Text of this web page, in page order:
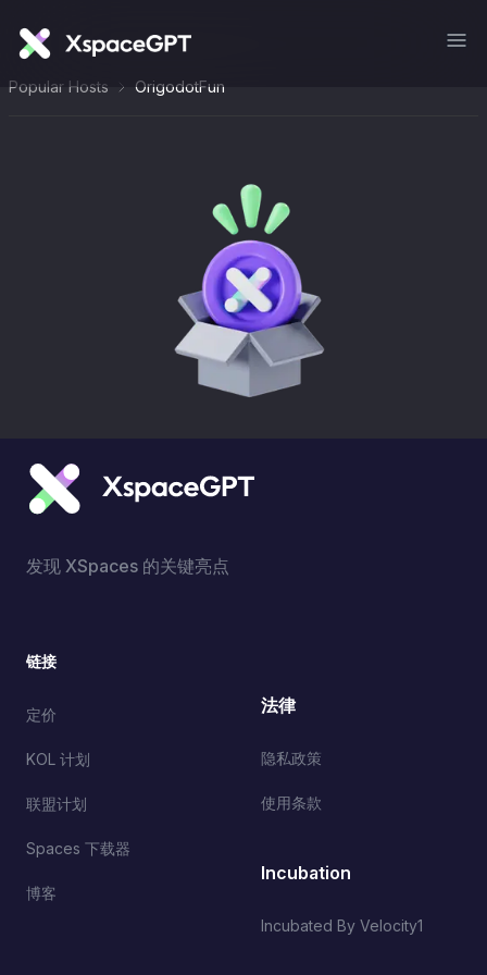
Popular Hosts OrigodotFun
发现 XSpaces 的关键亮点
链接
定价
KOL 计划
联盟计划
Spaces 下载器
博客
法律
隐私政策
使用条款
Incubation
Incubated By Velocity1